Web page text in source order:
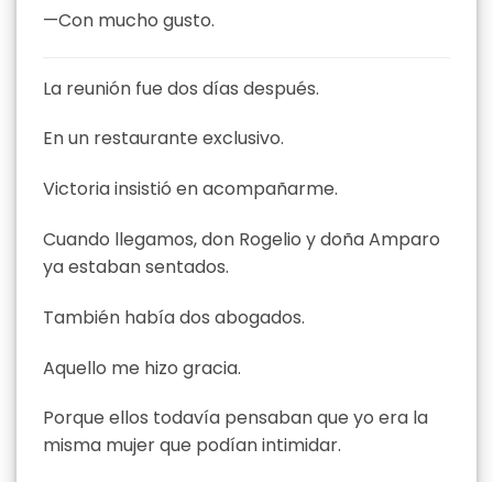
—Con mucho gusto.
La reunión fue dos días después.
En un restaurante exclusivo.
Victoria insistió en acompañarme.
Cuando llegamos, don Rogelio y doña Amparo
ya estaban sentados.
También había dos abogados.
Aquello me hizo gracia.
Porque ellos todavía pensaban que yo era la
misma mujer que podían intimidar.